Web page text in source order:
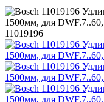
11019196